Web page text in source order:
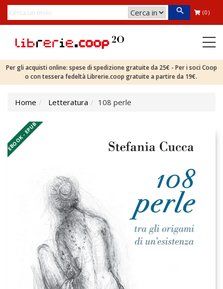
(0)
Per gli acquisti online: spese di spedizione gratuite da 25€ - Per i soci Coop
o con tessera fedeltà Librerie.coop gratuite a partire da 19€.
Home Letteratura 108 perle
EBOOK - EPUB